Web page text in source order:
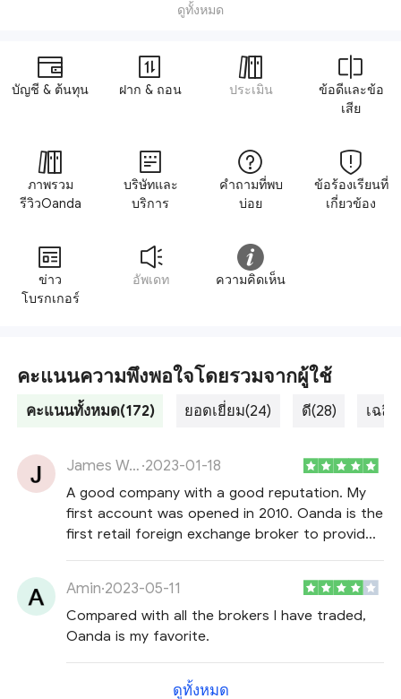
ดูทั้งหมด
บัญชี & ต้นทุน ฝาก & ถอน ประเมิน
ข้อดีและข้อ
เสีย
ภาพรวม
รีวิวOanda
บริษัทและ
บริการ
คำถามที่พบ
บ่อย
ข้อร้องเรียนที่
เกี่ยวข้อง
ข่าว
โบรกเกอร์
อัพเดท ความคิดเห็น
คะแนนความพึงพอใจโดยรวมจากผู้ใช้
คะแนนทั้งหมด(172) ยอดเยี่ยม(24) ดี(28) เฉลี่
James Ward·2023-01-18
A good company with a good reputation. My
first account was opened in 2010. Oanda is the
first retail foreign exchange broker to provide
small accounts.
Amin·2023-05-11
Compared with all the brokers I have traded,
Oanda is my favorite.
ดูทั้งหมด